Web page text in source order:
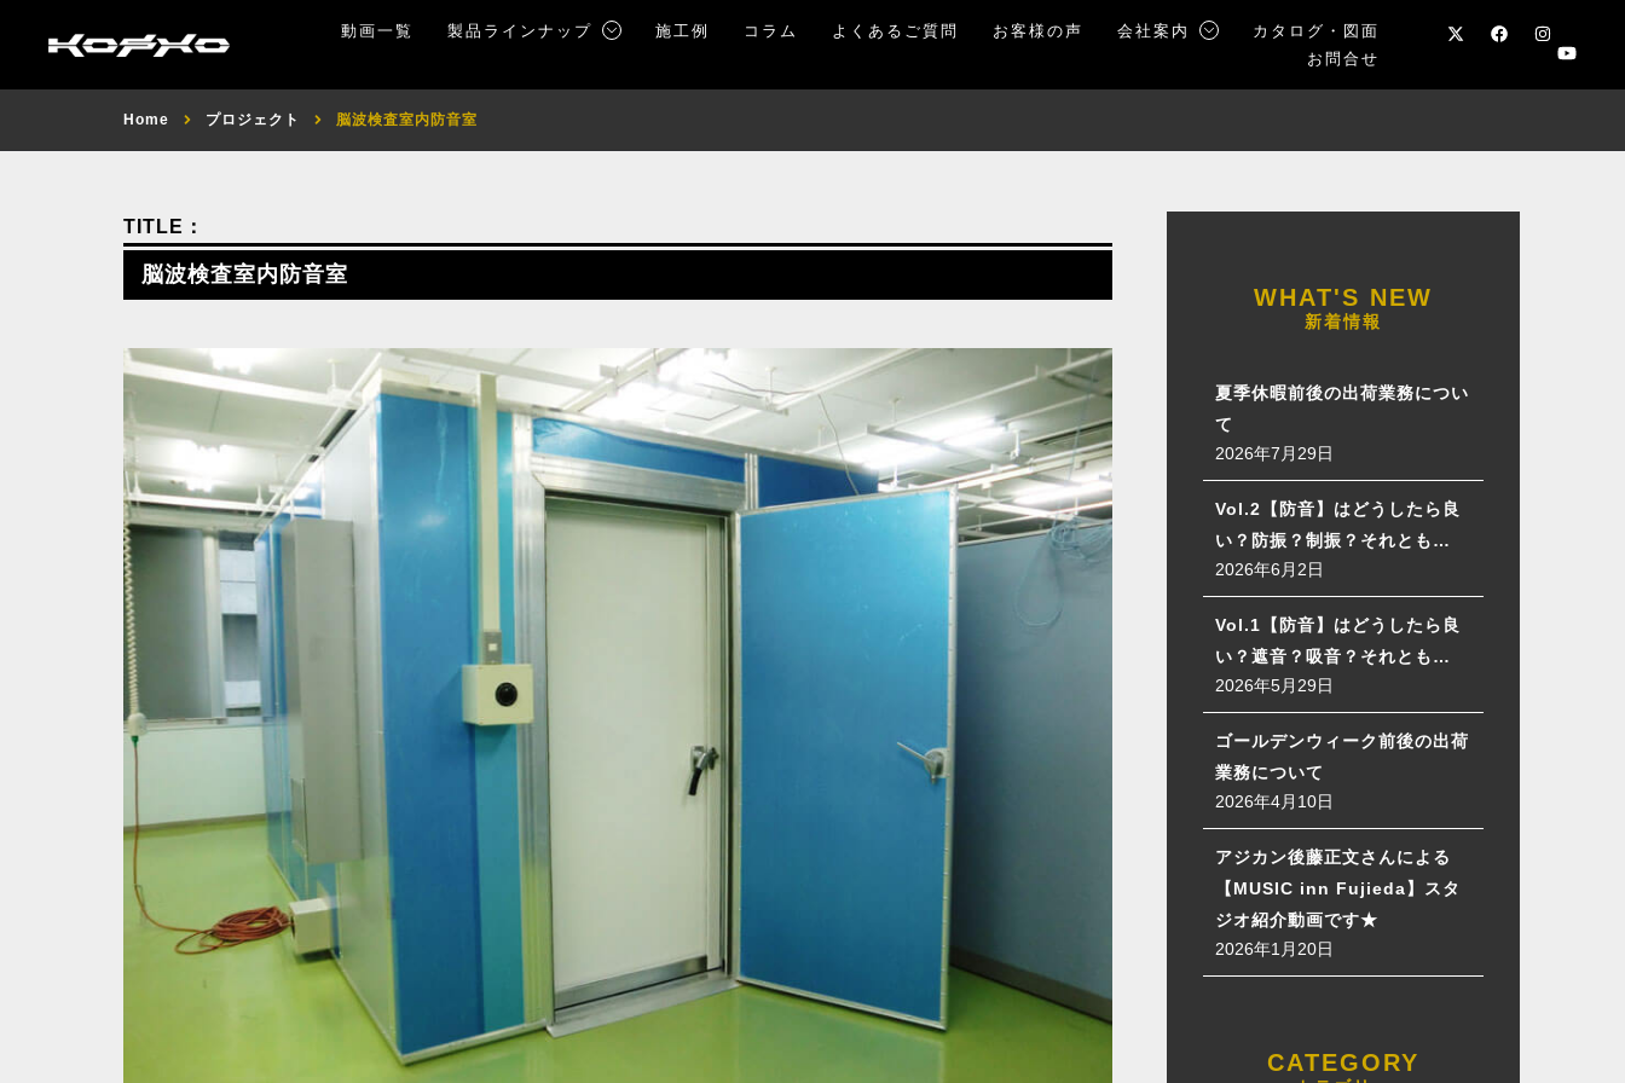
動画一覧 製品ラインナップ 施工例 コラム よくあるご質問 お客様の声 会社案内
カタログ・図面
お問合せ
Home プロジェクト 脳波検査室内防音室
脳波検査室内防音室
新着情報
夏季休暇前後の出荷業務につい
て
2026年7月29日
Vol.2【防音】はどうしたら良
い？防振？制振？それとも…
2026年6月2日
Vol.1【防音】はどうしたら良
い？遮音？吸音？それとも…
2026年5月29日
ゴールデンウィーク前後の出荷
業務について
2026年4月10日
アジカン後藤正文さんによる
【MUSIC inn Fujieda】スタ
ジオ紹介動画です★
2026年1月20日